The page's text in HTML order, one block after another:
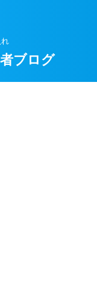
ブログ